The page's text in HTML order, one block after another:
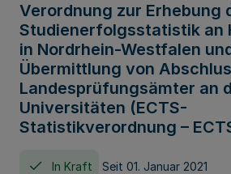
Verordnung zur Erhebung
Studienerfolgsstatistik an
in Nordrhein-Westfalen
Übermittlung von
Landesprüfungsämter an
Universitäten (ECTS-
Statistikverordnung –
In Kraft Seit 01. Januar 2021